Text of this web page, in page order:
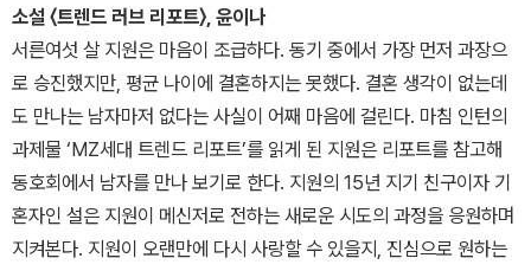
소설 〈트렌드 러브 리포트〉, 윤이나
서른여섯 살 지원은 마음이 조급하다. 동기 중에서 가장 먼저 과장으
로 승진했지만, 평균 나이에 결혼하지는 못했다. 결혼 생각이 없는데
도 만나는 남자마저 없다는 사실이 어째 마음에 걸린다. 마침 인턴의
과제물 ‘MZ세대 트렌드 리포트’를 읽게 된 지원은 리포트를 참고해
동호회에서 남자를 만나 보기로 한다. 지원의 15년 지기 친구이자 기
혼자인 설은 지원이 메신저로 전하는 새로운 시도의 과정을 응원하며
지켜본다. 지원이 오랜만에 다시 사랑할 수 있을지, 진심으로 원하는